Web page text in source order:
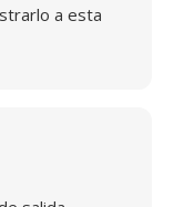
a esta